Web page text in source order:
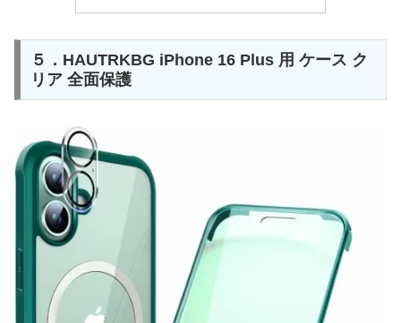
５．HAUTRKBG iPhone 16 Plus 用 ケース ク
リア 全面保護